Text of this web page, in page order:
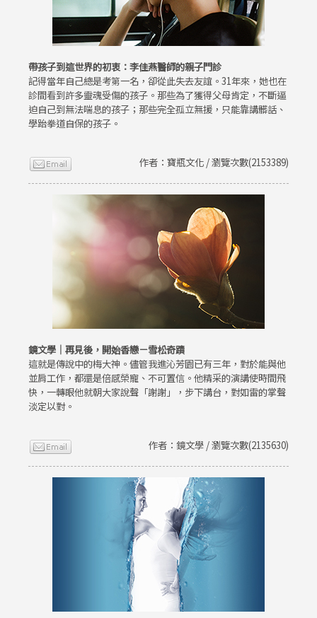
帶孩子到這世界的初衷：李佳燕醫師的親子門診
記得當年自己總是考第一名，卻從此失去友誼。31年來，她也在
診間看到許多靈魂受傷的孩子。那些為了獲得父母肯定，不斷逼
迫自己到無法喘息的孩子；那些完全孤立無援，只能靠講髒話、
學跆拳道自保的孩子。
作者：寶瓶文化 / 瀏覽次數(2153389)
鏡文學｜再見後，開始香戀－雪松奇蹟
這就是傳說中的梅大神。儘管我進沁芳園已有三年，對於能與他
並肩工作，都還是倍感榮寵、不可置信。他精采的演講使時間飛
快，一轉眼他就朝大家說聲「謝謝」，步下講台，對如雷的掌聲
淡定以對。
作者：鏡文學 / 瀏覽次數(2135630)